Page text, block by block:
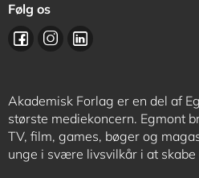
Følg os
Akademisk Forlag er en del af
største mediekoncern. Egmont
TV, film, games, bøger og
unge i svære livsvilkår i at skabe